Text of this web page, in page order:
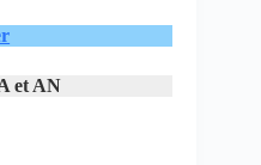
et AN